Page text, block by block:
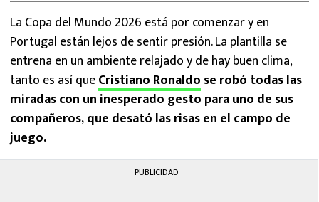
La Copa del Mundo 2026 está por comenzar y en
Portugal están lejos de sentir presión. La plantilla se
entrena en un ambiente relajado y de hay buen clima,
tanto es así queCristiano Ronaldo se robó todas las
miradas con un inesperado gesto para uno de sus
compañeros, que desató las risas en el campo de
juego.
PUBLICIDAD